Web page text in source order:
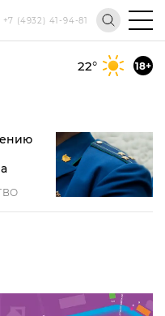
+7 (4932) 41-94-81
22° 18+